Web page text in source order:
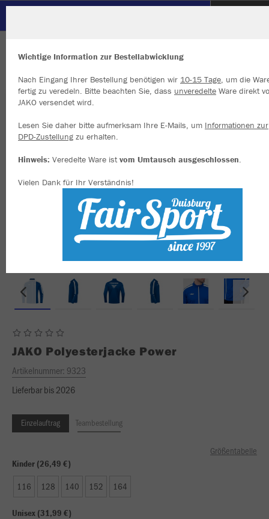
JAKO Polyesterjacke Power
Artikelnummer: 9323
Lieferbar bis 2026
Einzelauftrag Teambestellung
Größentabelle
Kinder (26,49 €)
116 128 140 152 164
Unisex (31,99 €)
Wichtige Information zur Bestellabwicklung
Nach Eingang Ihrer Bestellung benötigen wir 10-15 Tage, um die
fertig zu veredeln. Bitte beachten Sie, dass unveredelte Ware direkt
JAKO versendet wird.
Lesen Sie daher bitte aufmerksam Ihre E-Mails, um Informationen zur
DPD-Zustellung zu erhalten.
Hinweis: Veredelte Ware istvom Umtausch ausgeschlossen.
Vielen Dank für Ihr Verständnis!
Wir verwenden Cookies
Inhalte anzeigen und unsere Website verbessern. Weitere
zu den Cookies findest Du in den Einstellungen.
Alle akzeptieren
Alle ablehnen
mehr Infos
Datenschutz
Impressum